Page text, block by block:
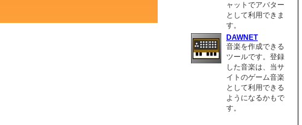
ャットでアバター
として利用できま
す。
DAWNET
音楽を作成できる
ツールです。登録
した音楽は、当サ
イトのゲーム音楽
として利用できる
ようになるかもで
す。